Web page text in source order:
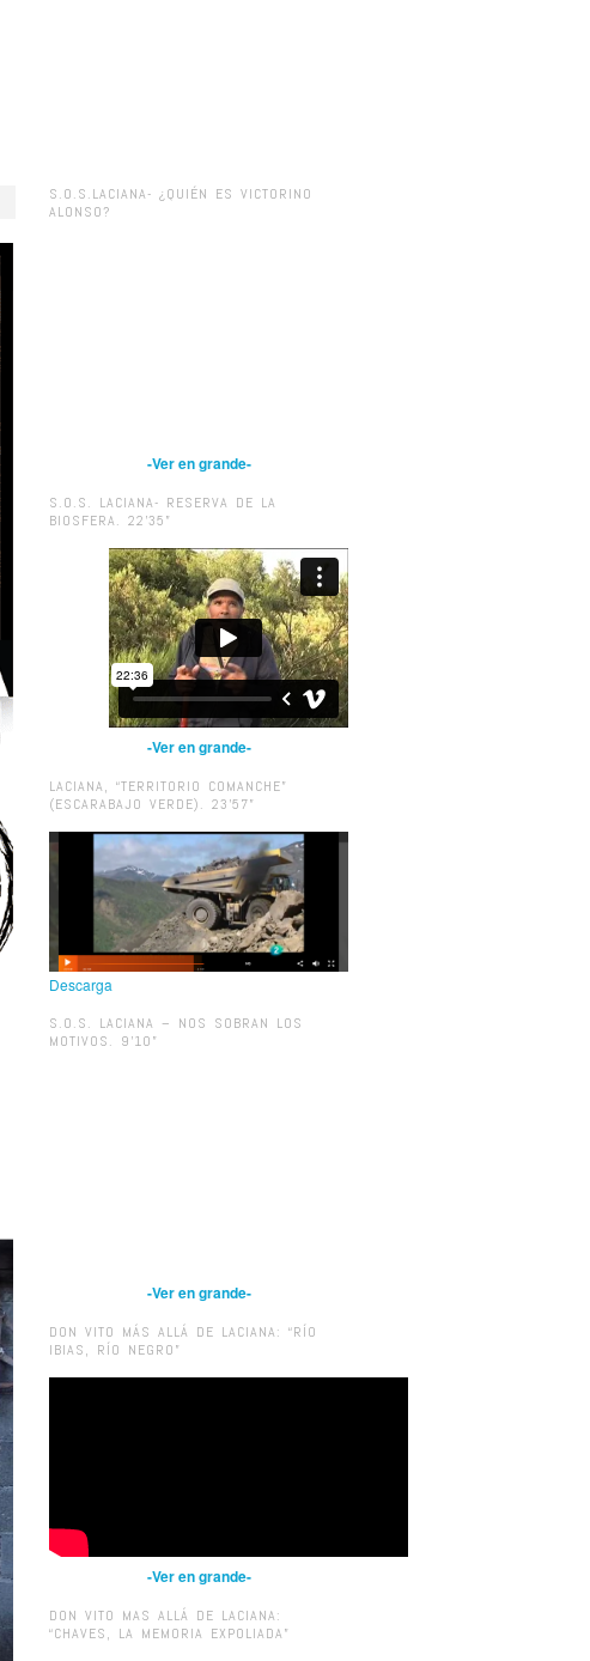
S.O.S.LACIANA- ¿QUIÉN ES VICTORINO
ALONSO?
-Ver en grande-
S.O.S. LACIANA- RESERVA DE LA
BIOSFERA. 22’35”
-Ver en grande-
LACIANA, “TERRITORIO COMANCHE”
(ESCARABAJO VERDE). 23’57”
Descarga
S.O.S. LACIANA – NOS SOBRAN LOS
MOTIVOS. 9’10”
-Ver en grande-
DON VITO MÁS ALLÁ DE LACIANA: “RÍO
IBIAS, RÍO NEGRO”
-Ver en grande-
DON VITO MAS ALLÁ DE LACIANA:
“CHAVES, LA MEMORIA EXPOLIADA”